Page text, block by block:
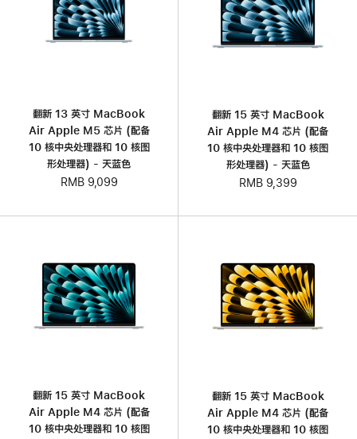
翻新 13 英寸 MacBook
Air Apple M5 芯片 (配备
10 核中央处理器和 10 核图
形处理器) - 天蓝色
RMB 9,099
翻新 15 英寸 MacBook
Air Apple M4 芯片 (配备
10 核中央处理器和 10 核图
形处理器) - 天蓝色
RMB 9,399
翻新 15 英寸 MacBook
Air Apple M4 芯片 (配备
10 核中央处理器和 10 核图
翻新 15 英寸 MacBook
Air Apple M4 芯片 (配备
10 核中央处理器和 10 核图